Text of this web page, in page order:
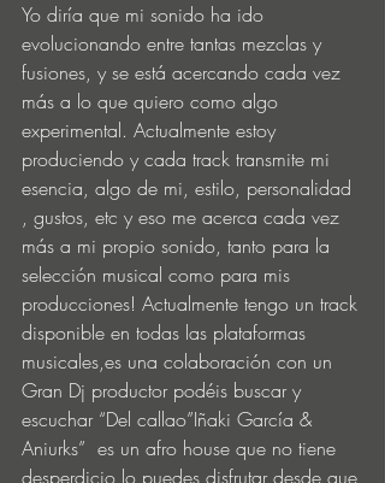
Yo diría que mi sonido ha ido
evolucionando entre tantas mezclas y
fusiones, y se está acercando cada vez
más a lo que quiero como algo
experimental. Actualmente estoy
produciendo y cada track transmite mi
esencia, algo de mi, estilo, personalidad
, gustos, etc y eso me acerca cada vez
más a mi propio sonido, tanto para la
selección musical como para mis
producciones! Actualmente tengo un track
disponible en todas las plataformas
musicales,es una colaboración con un
Gran Dj productor podéis buscar y
escuchar “Del callao”Iñaki García &
Aniurks”  es un afro house que no tiene
desperdicio lo puedes disfrutar desde que